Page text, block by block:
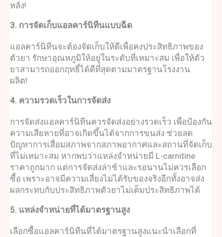
หลัง!
3. การจัดเก็บแอลคาร์นิทีนแบบฉีด
แอลคาร์นิทีนจะต้องจัดเก็บให้ดีเพื่อคงประสิทธิภาพของ
ตัวยา รักษาอุณหภูมิให้อยู่ในระดับที่เหมาะสม เพื่อให้ตัว
ยาสามารถออกฤทธิ์ได้ดีที่สุดตามมาตรฐานโรงงาน
ผลิต!
4. ความรวดเร็วในการจัดส่ง
การจัดส่งแอลคาร์นิทีนควรจัดส่งอย่างรวดเร็ว เพื่อป้องกัน
ความเสียหายที่อาจเกิดขึ้นได้จากการขนส่ง ช่วยลด
ปัญหาการเสื่อมสภาพจากสภาพอากาศและสถานที่จัดเก็บ
ที่ไม่เหมาะสม หากพบว่าแหล่งจำหน่ายมี L-carnitine
ราคาถูกมาก แต่การจัดส่งล่าช้าและรอนานไม่ควรเลือก
ซื้อ เพราะอาจมีความเสี่ยงไม่ได้รับของจริงอีกทั้งอาจส่ง
ผลกระทบกับประสิทธิภาพตัวยาไม่เต็มประสิทธิภาพได้
5. แหล่งจำหน่ายที่ได้มาตรฐานสูง
เลือกซื้อแอลคาร์นิทีนที่ได้มาตรฐานสูงแนะนำเลือกที่